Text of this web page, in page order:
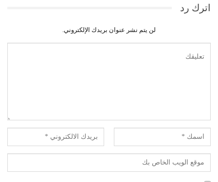
اترك رد
لن يتم نشر عنوان بريدك الإلكتروني.